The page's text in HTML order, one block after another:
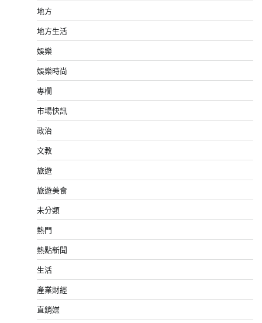
地方
地方生活
娛樂
娛樂時尚
專欄
市場快訊
政治
文教
旅遊
旅遊美食
未分類
熱門
熱點新聞
生活
產業財經
直銷媒